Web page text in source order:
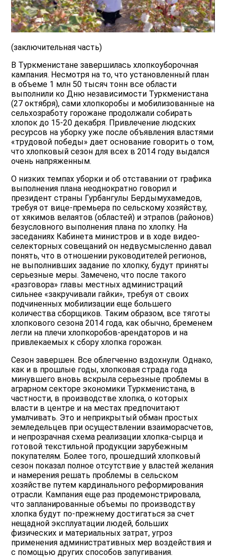
(заключительная часть)
В Туркменистане завершилась хлопкоуборочная
кампания. Несмотря на то, что установленный план
в объеме 1 млн 50 тысяч тонн все области
выполнили ко Дню независимости Туркменистана
(27 октября), сами хлопкоробы и мобилизованные на
сельхозработу горожане продолжали собирать
хлопок до 15-20 декабря. Привлечение людских
ресурсов на уборку уже после объявления властями
«трудовой победы» дает основание говорить о том,
что хлопковый сезон для всех в 2014 году выдался
очень напряженным.
О низких темпах уборки и об отставании от графика
выполнения плана неоднократно говорил и
президент страны Гурбангулы Бердымухамедов,
требуя от вице-премьера по сельскому хозяйству,
от хякимов велаятов (областей) и этрапов (районов)
безусловного выполнения плана по хлопку. На
заседаниях Кабинета министров и в ходе видео-
селекторных совещаний он недвусмысленно давал
понять, что в отношении руководителей регионов,
не выполнивших задание по хлопку, будут приняты
серьезные меры. Замечено, что после такого
«разговора» главы местных администраций
сильнее «закручивали гайки», требуя от своих
подчиненных мобилизации еще большего
количества сборщиков. Таким образом, все тяготы
хлопкового сезона 2014 года, как обычно, бременем
легли на плечи хлопкоробов-арендаторов и на
привлекаемых к сбору хлопка горожан.
Сезон завершен. Все облегченно вздохнули. Однако,
как и в прошлые годы, хлопковая страда года
минувшего вновь вскрыла серьезные проблемы в
аграрном секторе экономики Туркменистана, в
частности, в производстве хлопка, о которых
власти в центре и на местах предпочитают
умалчивать. Это и неприкрытый обман простых
земледельцев при осуществлении взаиморасчетов,
и непрозрачная схема реализации хлопка-сырца и
готовой текстильной продукции зарубежным
покупателям. Более того, прошедший хлопковый
сезон показал полное отсутствие у властей желания
и намерения решать проблемы в сельском
хозяйстве путем кардинального реформирования
отрасли. Кампания еще раз продемонстрировала,
что запланированные объемы по производству
хлопка будут по-прежнему достигаться за счет
нещадной эксплуатации людей, больших
физических и материальных затрат, угроз
применения административных мер воздействия и
с помощью других способов запугивания.